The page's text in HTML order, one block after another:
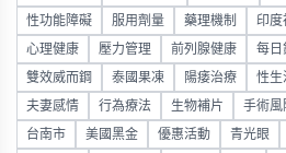
性功能障礙 服用劑量 藥理機制 印度
心理健康 壓力管理 前列腺健康 每日
雙效威而鋼 泰國果凍 陽痿治療 性生
夫妻感情 行為療法 生物補片 手術風
台南市 美國黑金 優惠活動 青光眼